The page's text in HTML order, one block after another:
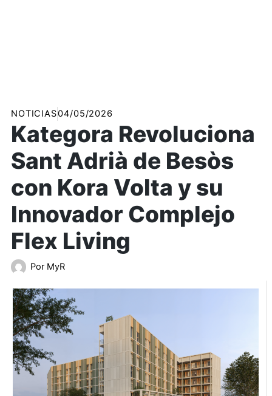
NOTICIAS04/05/2026
Kategora Revoluciona
Sant Adrià de Besòs
con Kora Volta y su
Innovador Complejo
Flex Living
Por MyR